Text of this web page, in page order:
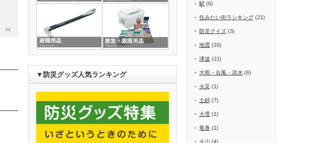
▼防災グッズ人気ランキング
駅 (6)
住みたい街ランキング (21)
防災クイズ (3)
地震 (16)
津波 (11)
大雨・台風・洪水 (6)
火災 (1)
土砂 (7)
大雪 (1)
竜巻 (1)
火山 (4)